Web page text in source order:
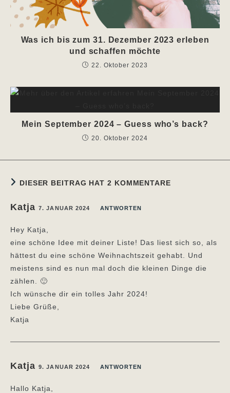
Was ich bis zum 31. Dezember 2023 erleben
und schaffen möchte
22. Oktober 2023
Mein September 2024 – Guess who’s back?
20. Oktober 2024
DIESER BEITRAG HAT 2 KOMMENTARE
Katja 7. JANUAR 2024 ANTWORTEN
Hey Katja,
eine schöne Idee mit deiner Liste! Das liest sich so, als
hättest du eine schöne Weihnachtszeit gehabt. Und
meistens sind es nun mal doch die kleinen Dinge die
zählen. 🙂
Ich wünsche dir ein tolles Jahr 2024!
Liebe Grüße,
Katja
Katja 9. JANUAR 2024 ANTWORTEN
Hallo Katja,